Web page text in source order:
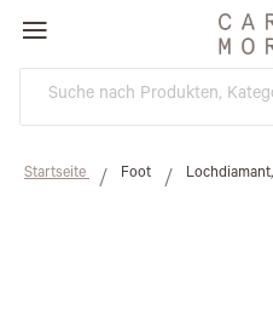
Startseite Foot